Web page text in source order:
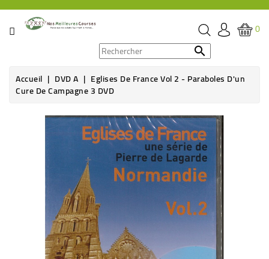
CATÉGORIE
ÉPICERIE
HYGIÈNE
0

Accueil DVD A Eglises De France Vol 2 - Paraboles D'un
Cure De Campagne 3 DVD